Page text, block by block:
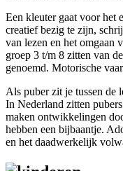
Een kleuter gaat voor het
creatief bezig te zijn,
van lezen en het omgaan
groep 3 t/m 8 zitten van
genoemd. Motorische
Als puber zit je tussen de
In Nederland zitten
maken ontwikkelingen
hebben een bijbaantje.
en het daadwerkelijk